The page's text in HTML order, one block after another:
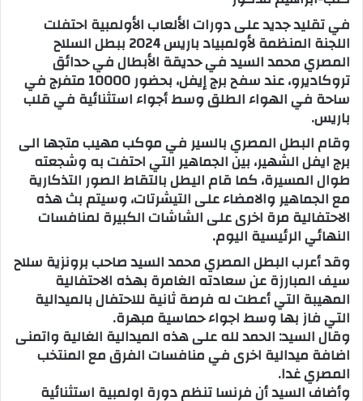
في تقليد جديد على دورات الألعاب الأولمبية احتفلت
اللجنة المنظمة لأولمبياد باريس 2024 ببطل السلاح
المصري محمد السيد في حديقة الأبطال في حدائق
تروكاديرو، عند سفح برج إيفل، بحضور 10000 متفرج في
ساحة في الهواء الطلق وسط أجواء استثنائية في قلب
باريس.
وقام البطل المصري بالسير في موكب مهيب متجها الى
برج ايفل الشهير، بين الجماهير التي احتفت به وشجعته
طوال المسيرة، كما قام اليطل بالتقاط الصور التذكارية
مع الجماهير والامضاء على التيشرتات، وسيتم بث هذه
الاحتفالية مرة اخرى على الشاشات الكبيرة لمنافسات
النهائي الرئيسية اليوم.
وقد أعرب البطل المصري محمد السيد صاحب برونزية سلاح
سيف المبارزة عن سعادته الغامرة بهذه الاحتفالية
المهيبة التي أعطت له فرصة ثانية للاحتفال بالميدالية
التي فاز بها وسط اجواء حماسية مبهرة.
وقال السيد: الحمد لله على هذه الميدالية الغالية واتمنى
اضافة ميدالية اخرى في منافسات الفرق مع المنتخب
المصري غدا.
وأضاف السيد أن فرنسا تنظم دورة اولمبية استثنائية